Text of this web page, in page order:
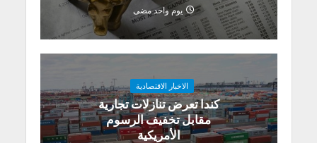
يوم واحد مضى
الاخبار الاقتصادية
كندا تعرض تنازلات تجارية
مقابل تخفيف الرسوم
الأمريكية